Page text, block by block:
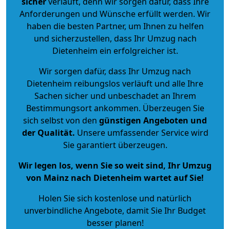
Anforderungen und Wünsche erfüllt werden. Wir
haben die besten Partner, um Ihnen zu helfen
und sicherzustellen, dass Ihr Umzug nach
Dietenheim ein erfolgreicher ist.
Wir sorgen dafür, dass Ihr Umzug nach
Dietenheim reibungslos verläuft und alle Ihre
Sachen sicher und unbeschadet an Ihrem
Bestimmungsort ankommen. Überzeugen Sie
sich selbst von den günstigen Angeboten und
der Qualität. Unsere umfassender Service wird
Sie garantiert überzeugen.
Wir legen los, wenn Sie so weit sind, Ihr Umzug
von Mainz nach Dietenheim wartet auf Sie!
Holen Sie sich kostenlose und natürlich
unverbindliche Angebote, damit Sie Ihr Budget
besser planen!